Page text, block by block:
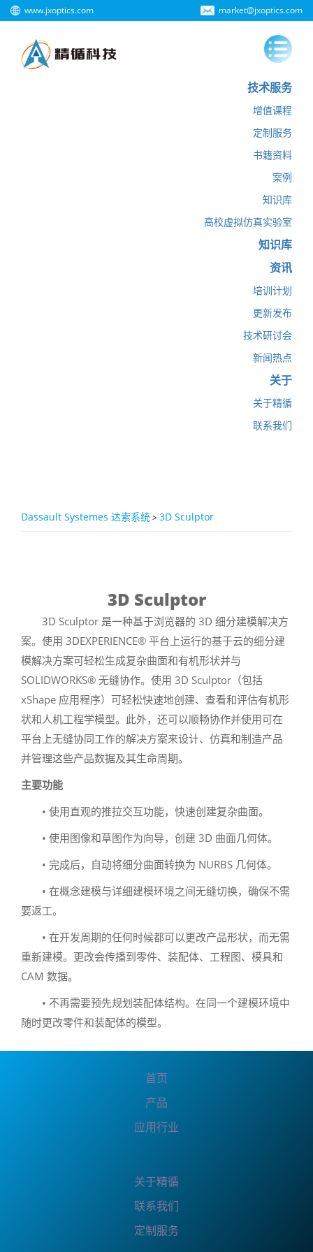
www.jxoptics.com market@jxoptics.com
技术服务
增值课程
定制服务
书籍资料
案例
知识库
高校虚拟仿真实验室
知识库
资讯
培训计划
更新发布
技术研讨会
新闻热点
关于
关于精循
联系我们
Dassault Systemes 达索系统>3D Sculptor
3D Sculptor
3D Sculptor 是一种基于浏览器的 3D 细分建模解决方
案。使用 3DEXPERIENCE® 平台上运行的基于云的细分建
模解决方案可轻松生成复杂曲面和有机形状并与
SOLIDWORKS® 无缝协作。使用 3D Sculptor（包括
xShape 应用程序）可轻松快速地创建、查看和评估有机形
状和人机工程学模型。此外，还可以顺畅协作并使用可在
平台上无缝协同工作的解决方案来设计、仿真和制造产品
并管理这些产品数据及其生命周期。
主要功能
• 使用直观的推拉交互功能，快速创建复杂曲面。
• 使用图像和草图作为向导，创建 3D 曲面几何体。
• 完成后，自动将细分曲面转换为 NURBS 几何体。
• 在概念建模与详细建模环境之间无缝切换，确保不需
要返工。
• 在开发周期的任何时候都可以更改产品形状，而无需
重新建模。更改会传播到零件、装配体、工程图、模具和
CAM 数据。
• 不再需要预先规划装配体结构。在同一个建模环境中
随时更改零件和装配体的模型。
首页
产品
应用行业
关于精循
联系我们
定制服务